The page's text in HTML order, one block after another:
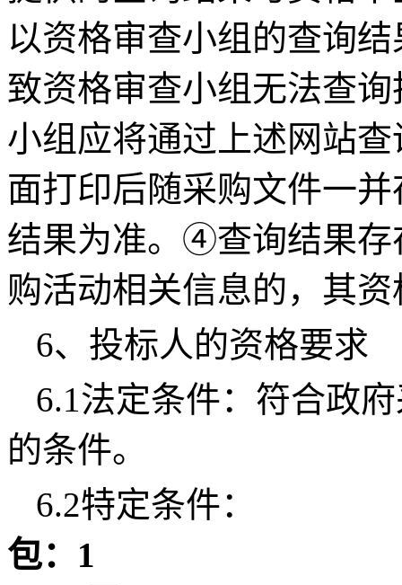
以资格审查小组的查询
致资格审查小组无法查
小组应将通过上述网站
面打印后随采购文件一
结果为准。④查询结果存
购活动相关信息的，其
6、投标人的资格要求
6.1法定条件：符合政
的条件。
6.2特定条件：
包：1